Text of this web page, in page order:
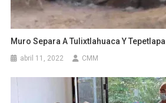
Muro Separa A Tulixtlahuaca Y Tepetlapa
abril 11, 2022 CMM